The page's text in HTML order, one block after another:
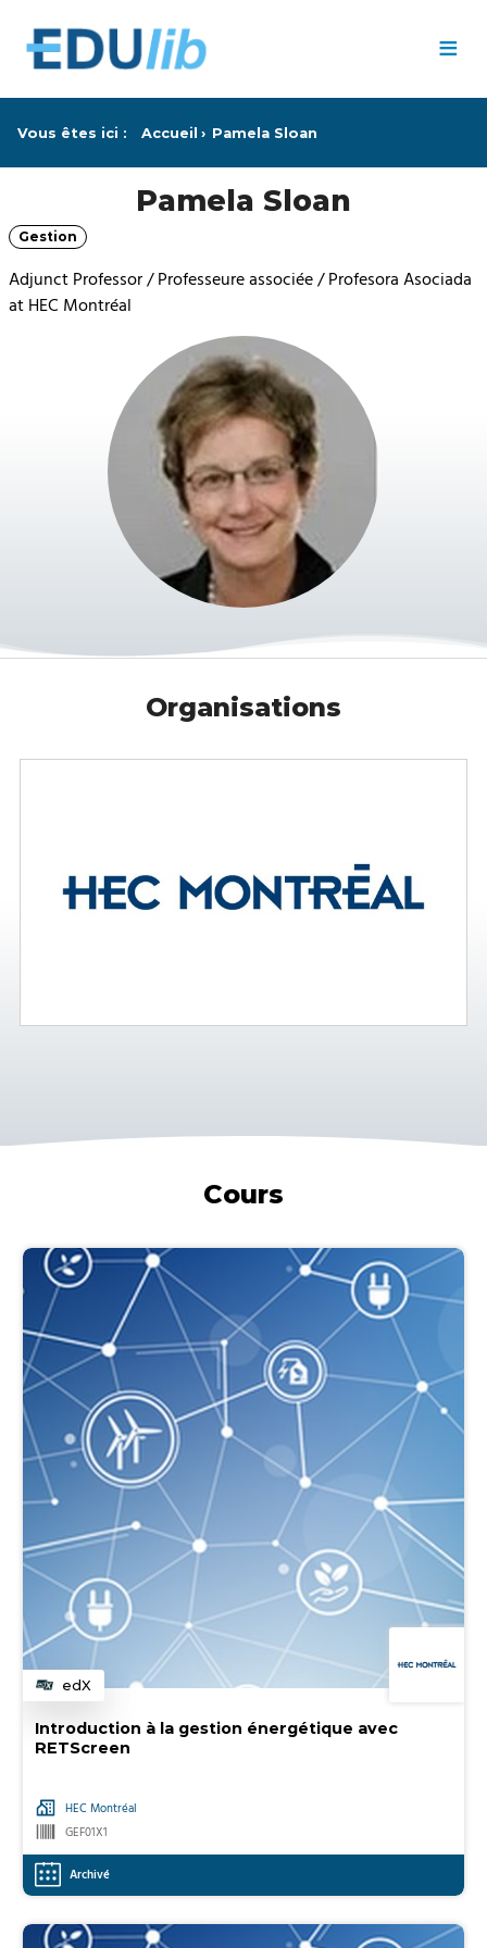
≡
Vous êtes ici : Accueil Pamela Sloan
Pamela Sloan
Catégorie
Gestion
Adjunct Professor / Professeure associée / Profesora Asociada
at HEC Montréal
Organisations
Cours
Introduction à la gestion énergétique avec
RETScreen
HEC Montréal
GEF01X1
Catégorie
edX
Archivé